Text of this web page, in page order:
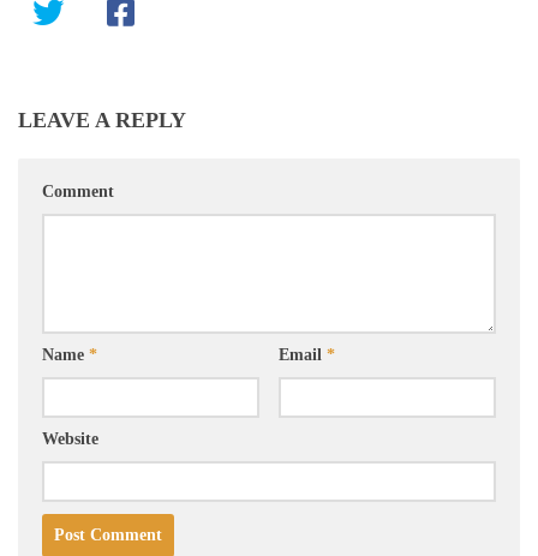
LEAVE A REPLY
Comment
Name * Email *
Website